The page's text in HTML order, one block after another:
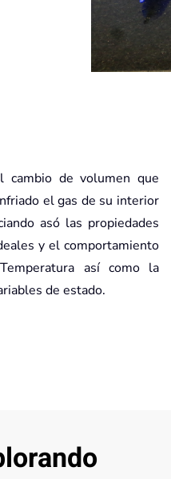
cambio de volumen que
el gas de su interior
asó las propiedades
y el comportamiento
así como la
de estado.